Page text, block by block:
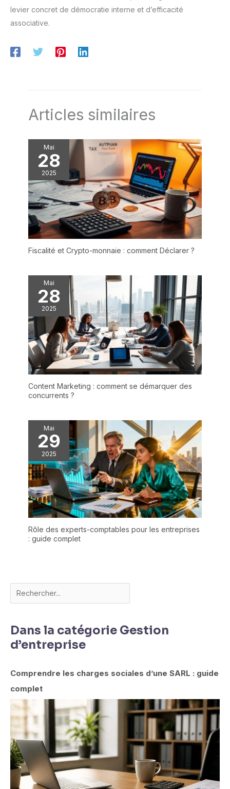
levier concret de démocratie interne et d’efficacité
associative.
Articles similaires
Mai
28
2025
Fiscalité et Crypto-monnaie : comment Déclarer ?
Mai
28
2025
Content Marketing : comment se démarquer des
concurrents ?
Mai
29
2025
Rôle des experts-comptables pour les entreprises
: guide complet
Dans la catégorie Gestion
d’entreprise
Comprendre les charges sociales d’une SARL : guide
complet